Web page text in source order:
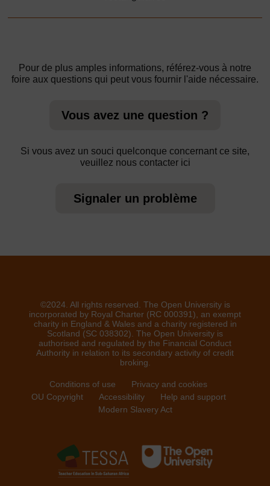
Pour de plus amples informations, référez-vous à notre
foire aux questions qui peut vous fournir l'aide nécessaire.
Vous avez une question ?
Si vous avez un souci quelconque concernant ce site,
veuillez nous contacter ici
Signaler un problème
©2024. All rights reserved. The Open University is
incorporated by Royal Charter (RC 000391), an exempt
charity in England & Wales and a charity registered in
Scotland (SC 038302). The Open University is
authorised and regulated by the Financial Conduct
Authority in relation to its secondary activity of credit
broking.
Conditions of use
Privacy and cookies
OU Copyright
Accessibility
Help and support
Modern Slavery Act